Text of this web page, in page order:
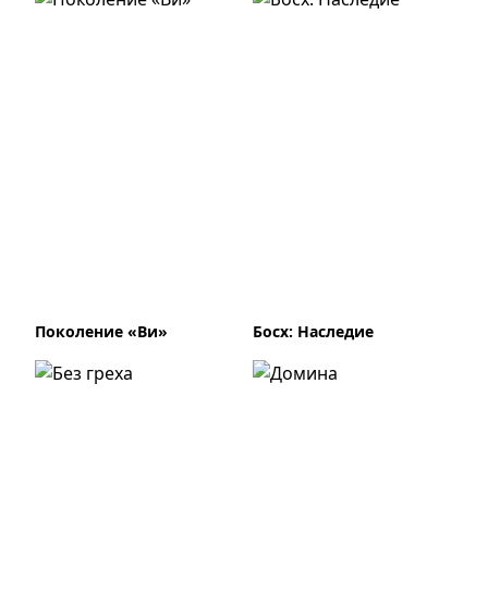
Поколение «Ви» Босх: Наследие